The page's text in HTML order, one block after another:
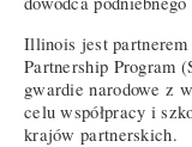
Illinois jest partnerem
Partnership Program
gwardie narodowe z
celu współpracy i
krajów partnerskich.